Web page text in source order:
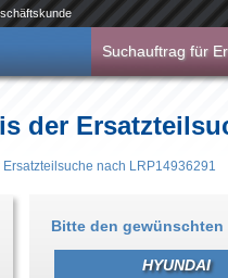
Suchauftrag für
der
Ersatzteilsuche nach LRP14936291
Bitte den gewünschten
HYUNDAI